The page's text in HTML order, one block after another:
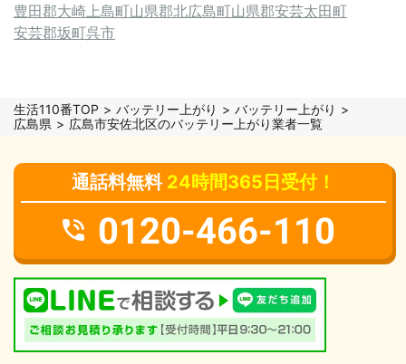
豊田郡大崎上島町山県郡北広島町山県郡安芸太田町
安芸郡坂町呉市
生活110番TOP バッテリー上がり
バッテリー上がり
広島県
広島市安佐北区のバッテリー上がり業者一覧
通話料無料 24時間365日受付！
0120-466-110